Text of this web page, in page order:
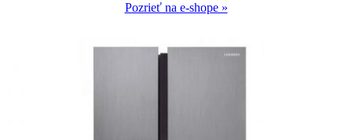
Pozrieť na e-shope »